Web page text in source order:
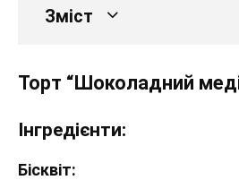
Зміст
Торт “Шоколадний
Інгредієнти:
Бісквіт: